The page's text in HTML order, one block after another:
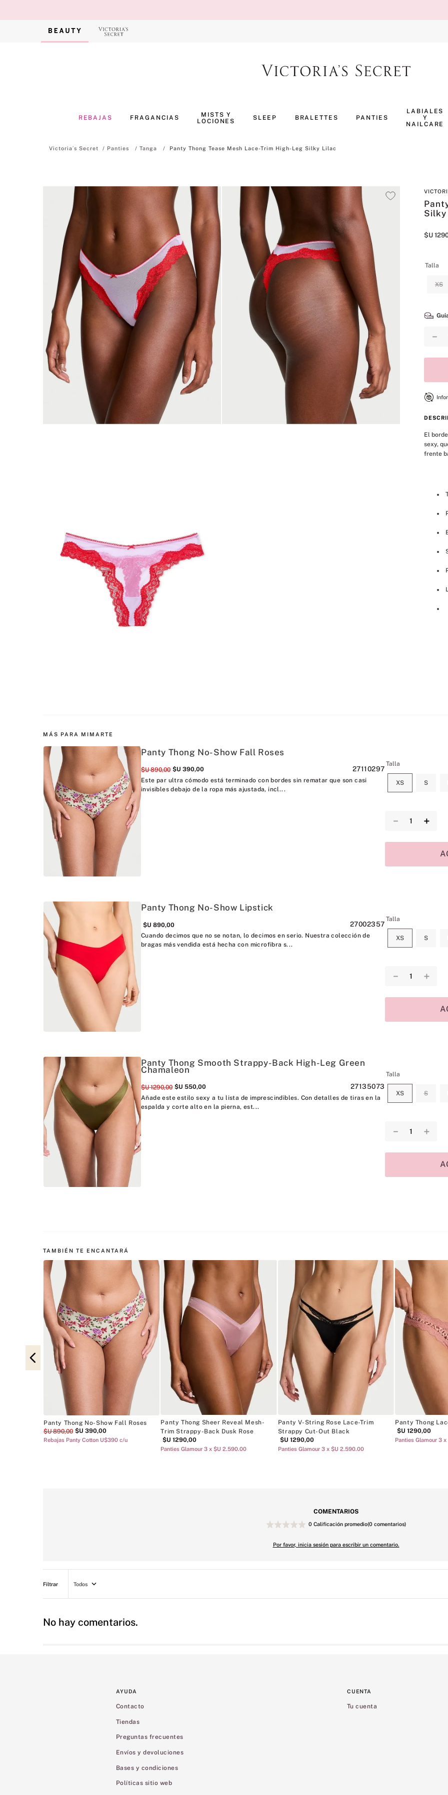
REBAJAS FRAGANCIAS
MISTS Y
LOCIONES
SLEEP BRALETTES PANTIES
LABIALES
Y
NAILCARE
Panties Tanga Panty Thong Tease Mesh Lace-Trim High-Leg Silky Lilac
$U
Talla
XS
－
El
sexy,
frente
MÁS PARA MIMARTE
Panty Thong No-Show Fall Roses
$U 890,00 $U 390,00 27110297
Este par ultra cómodo está terminado con bordes sin rematar que son casi
invisibles debajo de la ropa más ajustada, incl...
Talla
XS S
＋
－
Panty Thong No-Show Lipstick
$U 890,00 27002357
Cuando decimos que no se notan, lo decimos en serio. Nuestra colección de
bragas más vendida está hecha con microfibra s...
Talla
XS S
＋
－
Panty Thong Smooth Strappy-Back High-Leg Green
Chamaleon
$U 1290,00 $U 550,00 27135073
Añade este estilo sexy a tu lista de imprescindibles. Con detalles de tiras en la
espalda y corte alto en la pierna, est...
Talla
XS S
＋
－
TAMBIÉN TE ENCANTARÁ
Panty Thong No-Show Fall Roses
$U 890,00 $U 390,00
Rebajas Panty Cotton U$390 c/u
Panty Thong Sheer Reveal Mesh-
Trim Strappy-Back Dusk Rose
$U 1290,00
Panties Glamour 3 x $U 2.590.00
Panty V-String Rose Lace-Trim
Strappy Cut-Out Black
$U 1290,00
Panties Glamour 3 x $U 2.590.00
Panty Thong
$U 1290,00
Panties Glamour 3
COMENTARIOS
0 Calificación promedio(0 comentarios)
Por favor, inicia sesión para escribir un comentario.
Todos
No hay comentarios.
AYUDA
Contacto
Tiendas
Preguntas frecuentes
Envíos y devoluciones
Bases y condiciones
Políticas sitio web
CUENTA
Tu cuenta
9.
bare vanilla
. body